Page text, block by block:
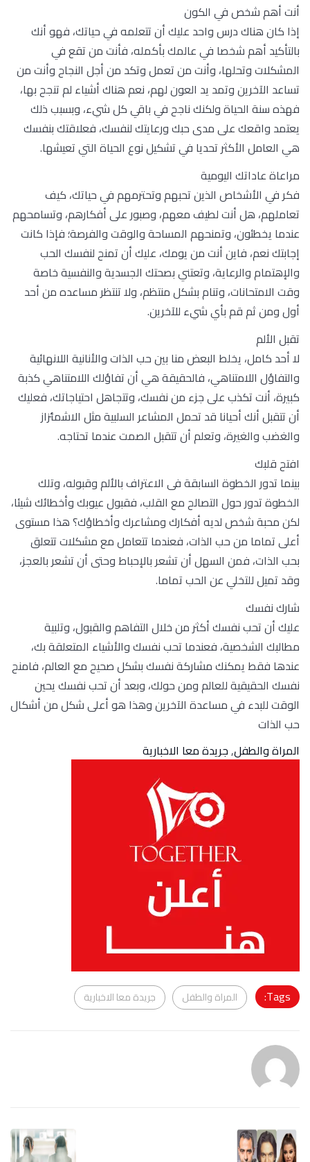
أنت أهم شخص في الكون
إذا كان هناك درس واحد عليك أن تتعلمه في حياتك، فهو أنك
بالتأكيد أهم شخصا في عالمك بأكمله، فأنت من تقع في
المشكلات وتحلها، وأنت من تعمل وتكد من أجل النجاح وأنت من
تساعد الآخرين وتمد يد العون لهم، نعم هناك أشياء لم تنجح بها،
فهذه سنة الحياة ولكنك ناجح في باقي كل شيء، وبسبب ذلك
يعتمد واقعك على مدى حبك ورعايتك لنفسك، فعلاقتك بنفسك
هي العامل الأكثر تحديا في تشكيل نوع الحياة التي تعيشها.
مراعاة عاداتك اليومية
فكر في الأشخاص الذين تحبهم وتحترمهم في حياتك، كيف
تعاملهم، هل أنت لطيف معهم، وصبور على أفكارهم، وتسامحهم
عندما يخطئون، وتمنحهم المساحة والوقت والفرصة؛ فإذا كانت
إجابتك نعم، فاين أنت من يومك، عليك أن تمنح لنفسك الحب
والإهتمام والرعاية، وتعتني بصحتك الجسدية والنفسية خاصة
وقت الامتحانات، وتنام بشكل منتظم، ولا تنتظر مساعده من أحد
أول ومن ثم قم بأي شيء للآخرين.
تقبل الألم
لا أحد كامل، يخلط البعض منا بين حب الذات والأنانية اللانهائية
والتفاؤل اللامتناهي، فالحقيقة هي أن تفاؤلك اللامتناهي كذبة
كبيرة، أنت تكذب على جزء من نفسك، وتتجاهل احتياجاتك، فعليك
أن تتقبل أنك أحيانا قد تحمل المشاعر السلبية مثل الاشمئزاز
والغضب والغيرة، وتعلم أن تتقبل الصمت عندما تحتاجه.
افتح قلبك
بينما تدور الخطوة السابقة فى الاعتراف بالألم وقبوله، وتلك
الخطوة تدور حول التصالح مع القلب، فقبول عيوبك وأخطائك شيئا،
لكن محبة شخص لديه أفكارك ومشاعرك وأخطاؤك؟ هذا مستوى
أعلى تماما من حب الذات، فعندما تتعامل مع مشكلات تتعلق
بحب الذات، فمن السهل أن تشعر بالإحباط وحتى أن تشعر بالعجز،
وقد تميل للتخلي عن الحب تماما.
شارك نفسك
عليك أن تحب نفسك أكثر من خلال التفاهم والقبول، وتلبية
مطالبك الشخصية، فعندما تحب نفسك والأشياء المتعلقة بك،
عندها فقط يمكنك مشاركة نفسك بشكل صحيح مع العالم، فامنح
نفسك الحقيقية للعالم ومن حولك، وبعد أن تحب نفسك يحين
الوقت للبدء في مساعدة الآخرين وهذا هو أعلى شكل من أشكال
حب الذات
المراة والطفل,جريدة معا الاخبارية
Tags: المراة والطفل جريدة معا الاخبارية